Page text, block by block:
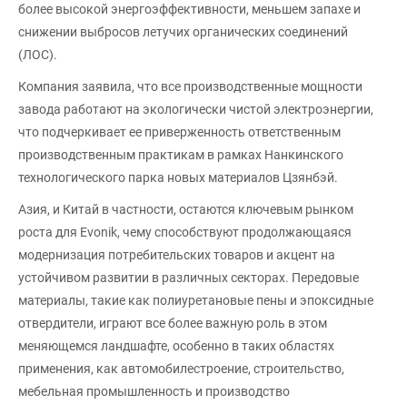
более высокой энергоэффективности, меньшем запахе и
снижении выбросов летучих органических соединений
(ЛОС).
Компания заявила, что все производственные мощности
завода работают на экологически чистой электроэнергии,
что подчеркивает ее приверженность ответственным
производственным практикам в рамках Нанкинского
технологического парка новых материалов Цзянбэй.
Азия, и Китай в частности, остаются ключевым рынком
роста для Evonik, чему способствуют продолжающаяся
модернизация потребительских товаров и акцент на
устойчивом развитии в различных секторах. Передовые
материалы, такие как полиуретановые пены и эпоксидные
отвердители, играют все более важную роль в этом
меняющемся ландшафте, особенно в таких областях
применения, как автомобилестроение, строительство,
мебельная промышленность и производство